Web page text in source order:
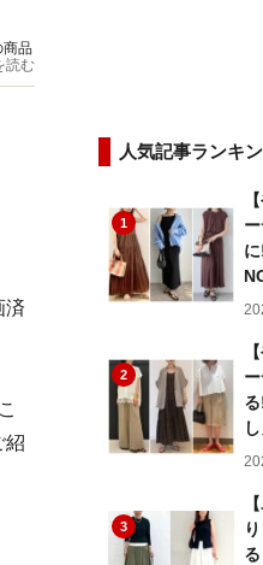
商品
装で
読む
済
紹
人気記事ランキ
1
2
3